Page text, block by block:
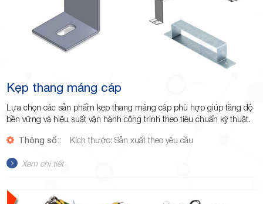
Kẹp thang máng cáp
Lựa chọn các sản phẩm kẹp thang máng cáp phù hợp giúp tăng độ
bền vững và hiệu suất vận hành công trình theo tiêu chuẩn kỹ thuật.
Thông số:: Kích thước: Sản xuất theo yêu cầu
Xem chi tiết